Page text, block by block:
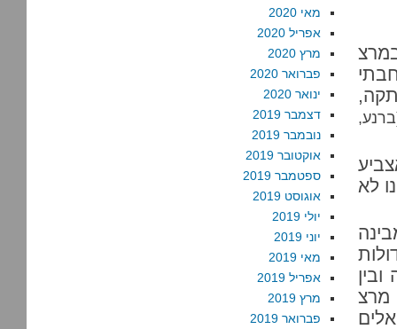
לא
מרצ
מאי 2020
אפריל 2020
מרץ 2020
פברואר 2020
ינואר 2020
דצמבר 2019
נובמבר 2019
אוקטובר 2019
ספטמבר 2019
אוגוסט 2019
יולי 2019
יוני 2019
מאי 2019
אפריל 2019
מרץ 2019
פברואר 2019